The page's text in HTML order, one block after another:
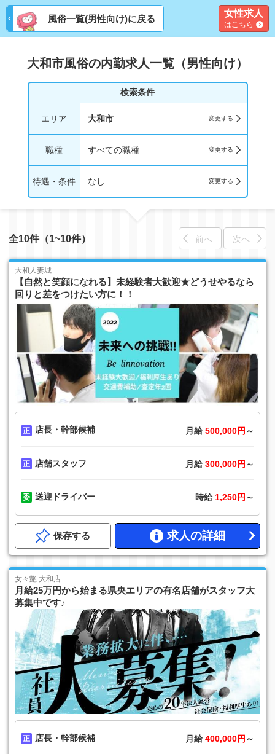
風俗一覧(男性向け)に戻る
女性求人
はこちら
大和市風俗の内勤求人一覧（男性向け）
検索条件
エリア 大和市
職種 すべての職種
待遇・条件 なし
全10件（1~10件） 前へ 次へ
大和人妻城
【自然と笑顔になれる】未経験者大歓迎★どうせやるなら
回りと差をつけたい方に！！
店長・幹部候補 月給 500,000円 ～
店舗スタッフ 月給 300,000円 ～
送迎ドライバー 時給 1,250円 ～
保存する 求人の詳細
女々艶 大和店
月給25万円から始まる県央エリアの有名店舗がスタッフ大
募集中です♪
店長・幹部候補 月給 400,000円 ～